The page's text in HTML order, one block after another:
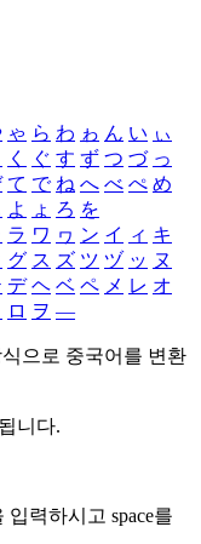
ゃ ら わ ゎ ん い ぃ
く ぐ す ず つ づ っ
て で ね へ べ ぺ め
よ ょ ろ を
ラ ワ ヮ ン イ ィ キ
グ ス ズ ツ ヅ ッ ヌ
デ ヘ ベ ペ メ レ オ
ロ ヲ ―
으로 중국어를 변환
니다.
입력하시고 space를